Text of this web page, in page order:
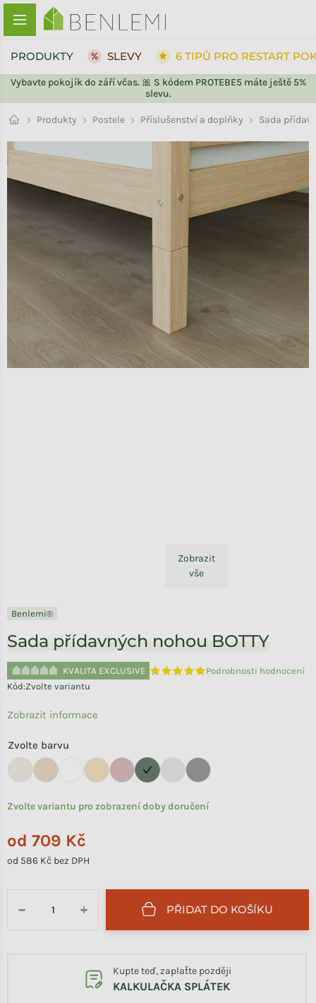
Přejít na obsah
Vybavte pokojík do září včas. 🎀 S kódem PROTEBE5 máte ještě 5%
slevu.
PRODUKTY SLEVY 6 TIPŮ PRO RESTART
Produkty Postele Příslušenství a doplňky Sada
Zobrazit
vše
Benlemi®
Sada přídavných nohou BOTTY
KVALITA EXCLUSIVE
Průměrné hodnocení produktu
Podrobnosti hodnocení
Kód:Zvolte variantu
od 709 Kč
od 586 Kč bez DPH
Zvolte variantu pro zobrazení doby doručení
Zvolte barvu
+
− PŘIDAT DO KOŠÍKU
Kupte teď, zaplaťte později
KALKULAČKA SPLÁTEK
Zobrazit informace
ZPĚT DO OBCHODU
ZPĚT DO OBCHODU